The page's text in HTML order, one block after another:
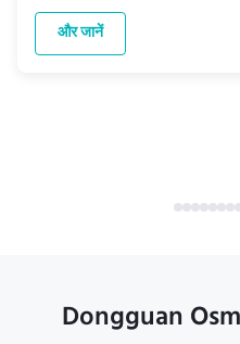
और जानें
Dongguan